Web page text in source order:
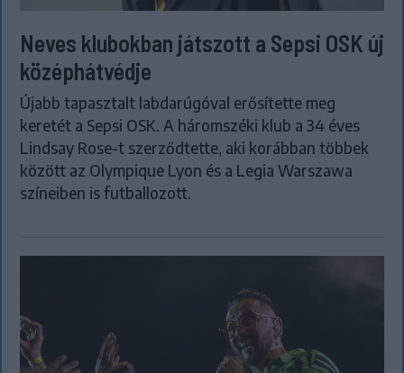
Neves klubokban játszott a Sepsi OSK új
középhátvédje
Újabb tapasztalt labdarúgóval erősítette meg
keretét a Sepsi OSK. A háromszéki klub a 34 éves
Lindsay Rose-t szerződtette, aki korábban többek
között az Olympique Lyon és a Legia Warszawa
színeiben is futballozott.